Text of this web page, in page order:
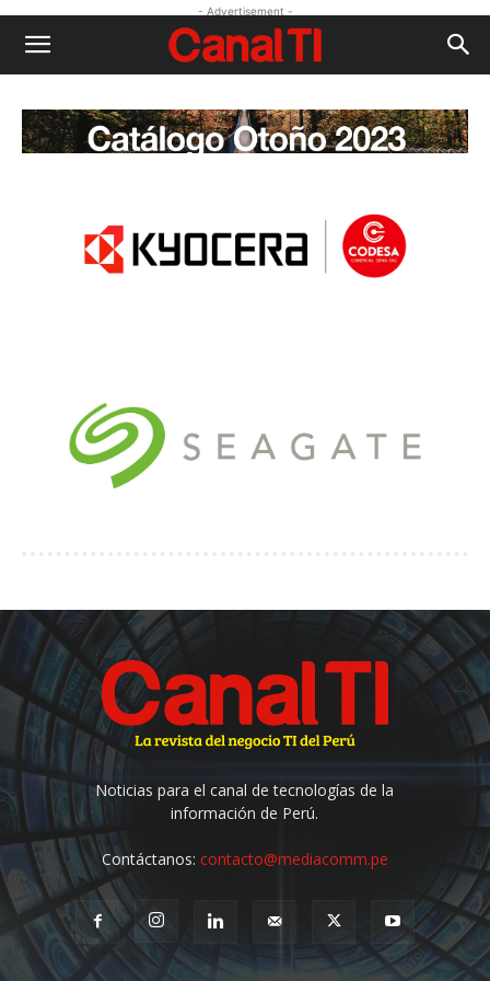
- Advertisement -
Noticias para el canal de tecnologías de la
información de Perú.
Contáctanos: contacto@mediacomm.pe